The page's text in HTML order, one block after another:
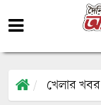
খেলার খবর